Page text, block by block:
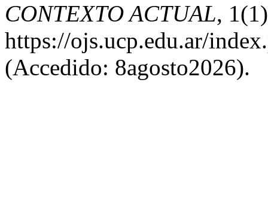
CONTEXTO ACTUAL,
https://ojs.ucp.edu.ar/
(Accedido: 8agosto2026).